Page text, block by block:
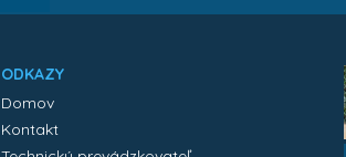
ODKAZY
Domov
Kontakt